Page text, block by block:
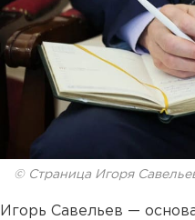
© Страница Игоря
Игорь Савельев —